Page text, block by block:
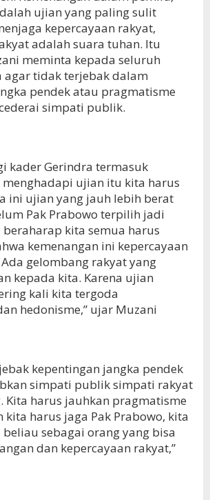
ujian yang paling sulit
kepercayaan rakyat,
adalah suara tuhan. Itu
meminta kepada seluruh
agar tidak terjebak dalam
pendek atau pragmatisme
simpati publik.
kader Gerindra termasuk
menghadapi ujian itu kita harus
ini ujian yang jauh lebih berat
Pak Prabowo terpilih jadi
beraharap kita semua harus
kemenangan ini kepercayaan
gelombang rakyat yang
kepada kita. Karena ujian
kali kita tergoda
hedonisme,” ujar Muzani
kepentingan jangka pendek
simpati publik simpati rakyat
Kita harus jauhkan pragmatisme
kita harus jaga Pak Prabowo, kita
sebagai orang yang bisa
dan kepercayaan rakyat,”